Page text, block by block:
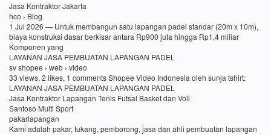
Jasa Kontraktor Jakarta
hco › Blog
1 Jul 2026 — Untuk membangun satu lapangan padel standar (20m x 10m),
biaya konstruksi dasar berkisar antara Rp900 juta hingga Rp1,4 miliar
Komponen yang
LAYANAN JASA PEMBUATAN LAPANGAN PADEL
sv shopee › web › video
33 views, 2 likes, 1 comments Shopee Video Indonesia oleh sunja tshirt:
LAYANAN JASA PEMBUATAN LAPANGAN PADEL
Jasa Kontraktor Lapangan Tenis Futsal Basket dan Voli
Santoso Multi Sport
pakarlapangan
Kami adalah pakar, tukang, pemborong, jasa dan ahli pembuatan lapangan